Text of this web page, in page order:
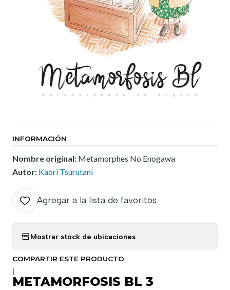
INFORMACIÓN
Nombre original: Metamorphes No Enogawa
Autor: Kaori Tsurutani
Agregar a la lista de favoritos
Mostrar stock de ubicaciones
COMPARTIR ESTE PRODUCTO
METAMORFOSIS BL 3